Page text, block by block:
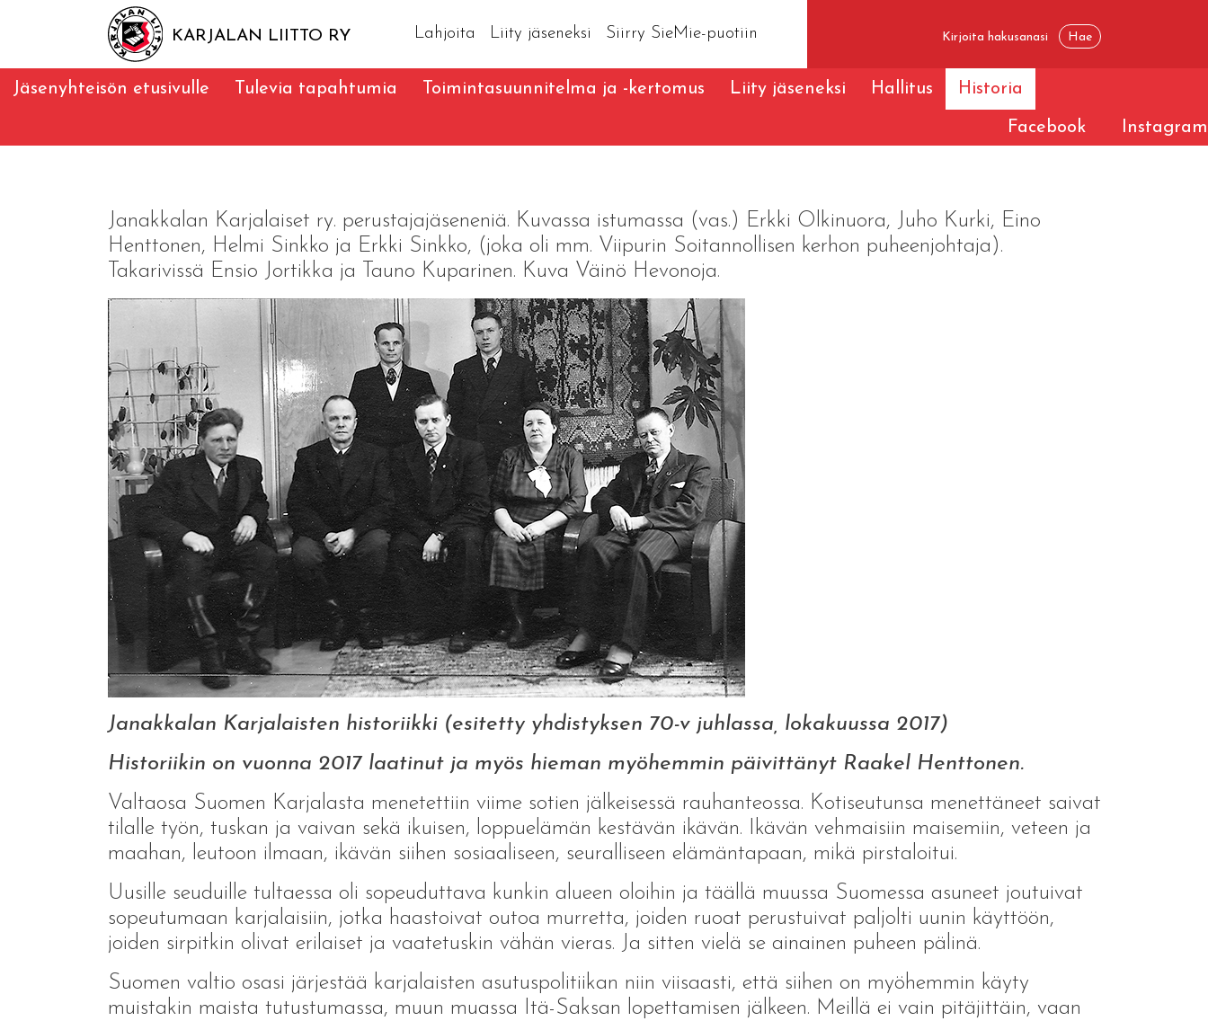
KARJALAN LIITTO RY Lahjoita Liity jäseneksi Siirry SieMie-puotiin
Jäsenyhteisön etusivulle Tulevia tapahtumia Toimintasuunnitelma ja -kertomus Liity jäseneksi Hallitus Historia
Facebook Instagram
Janakkalan Karjalaiset ry. perustajajäseneniä. Kuvassa istumassa (vas.) Erkki Olkinuora, Juho Kurki, Eino
Henttonen, Helmi Sinkko ja Erkki Sinkko, (joka oli mm. Viipurin Soitannollisen kerhon puheenjohtaja).
Takarivissä Ensio Jortikka ja Tauno Kuparinen. Kuva Väinö Hevonoja.
Janakkalan Karjalaisten historiikki (esitetty yhdistyksen 70-v juhlassa, lokakuussa 2017)
Historiikin on vuonna 2017 laatinut ja myös hieman myöhemmin päivittänyt Raakel Henttonen.
Valtaosa Suomen Karjalasta menetettiin viime sotien jälkeisessä rauhanteossa. Kotiseutunsa menettäneet saivat
tilalle työn, tuskan ja vaivan sekä ikuisen, loppuelämän kestävän ikävän. Ikävän vehmaisiin maisemiin, veteen ja
maahan, leutoon ilmaan, ikävän siihen sosiaaliseen, seuralliseen elämäntapaan, mikä pirstaloitui.
Uusille seuduille tultaessa oli sopeuduttava kunkin alueen oloihin ja täällä muussa Suomessa asuneet joutuivat
sopeutumaan karjalaisiin, jotka haastoivat outoa murretta, joiden ruoat perustuivat paljolti uunin käyttöön,
joiden sirpitkin olivat erilaiset ja vaatetuskin vähän vieras. Ja sitten vielä se ainainen puheen pälinä.
Suomen valtio osasi järjestää karjalaisten asutuspolitiikan niin viisaasti, että siihen on myöhemmin käyty
muistakin maista tutustumassa, muun muassa Itä-Saksan lopettamisen jälkeen. Meillä ei vain pitäjittäin, vaan